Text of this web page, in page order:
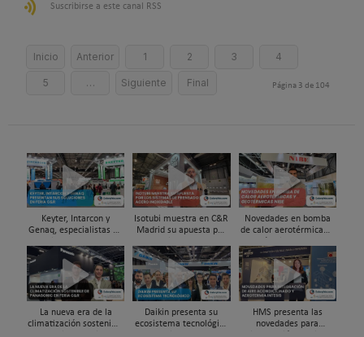
Suscribirse a este canal RSS
Inicio Anterior 1 2 3 4
5 … Siguiente Final Página 3 de 104
Keyter, Intarcon y
Genaq, especialistas en
alta eficiencia en Feria
C&R 2025
Isotubi muestra en C&R
Madrid su apuesta por
prensado en acero
inoxidable
Novedades en bomba
de calor aerotérmicas y
Feria C&R 2025
La nueva era de la
climatización sostenible
Daikin presenta su
ecosistema tecnológico
HMS presenta las
novedades para